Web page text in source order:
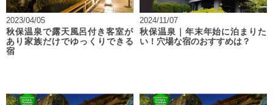
2023/04/05
秋保温泉で露天風呂付き客室が
あり家族だけでゆっくりできる
宿
2024/11/07
秋保温泉｜年末年始に泊まりた
い！穴場な宿のおすすめは？